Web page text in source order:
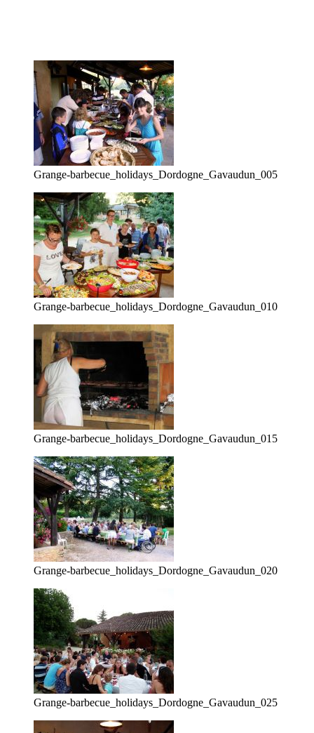
Grange-barbecue_holidays_Dordogne_Gavaudun_005
Grange-barbecue_holidays_Dordogne_Gavaudun_010
Grange-barbecue_holidays_Dordogne_Gavaudun_015
Grange-barbecue_holidays_Dordogne_Gavaudun_020
Grange-barbecue_holidays_Dordogne_Gavaudun_025